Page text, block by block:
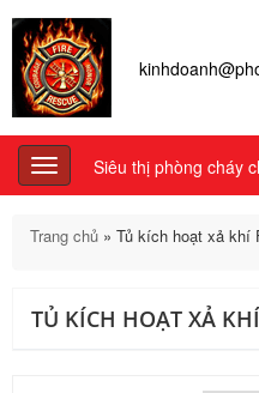
Toggle
navigation
Siêu thị phòng cháy
Trang chủ » Tủ kích hoạt xả khí
TỦ KÍCH HOẠT XẢ